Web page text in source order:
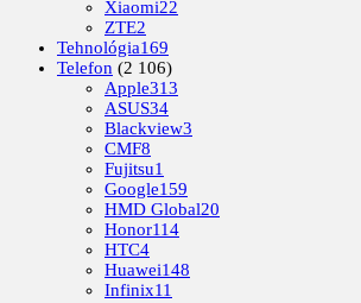
Xiaomi22
ZTE2
Tehnológia169
Telefon (2 106)
Apple313
ASUS34
Blackview3
CMF8
Fujitsu1
Google159
HMD Global20
Honor114
HTC4
Huawei148
Infinix11